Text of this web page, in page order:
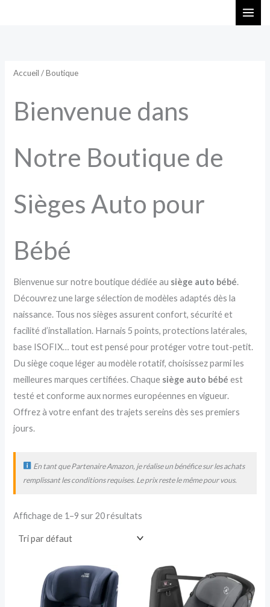
Accueil / Boutique
Bienvenue dans
Notre Boutique de
Sièges Auto pour
Bébé
Bienvenue sur notre boutique dédiée au siège auto bébé.
Découvrez une large sélection de modèles adaptés dès la
naissance. Tous nos sièges assurent confort, sécurité et
facilité d’installation. Harnais 5 points, protections latérales,
base ISOFIX… tout est pensé pour protéger votre tout-petit.
Du siège coque léger au modèle rotatif, choisissez parmi les
meilleures marques certifiées. Chaque siège auto bébé est
testé et conforme aux normes européennes en vigueur.
Offrez à votre enfant des trajets sereins dès ses premiers
jours.
En tant que Partenaire Amazon, je réalise un bénéfice sur les achats
remplissant les conditions requises. Le prix reste le même pour vous.
Affichage de 1–9 sur 20 résultats